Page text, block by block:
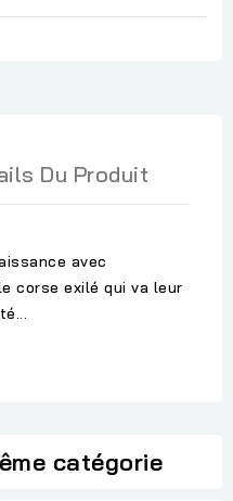
Du Produit
avec
corse exilé qui va leur
catégorie